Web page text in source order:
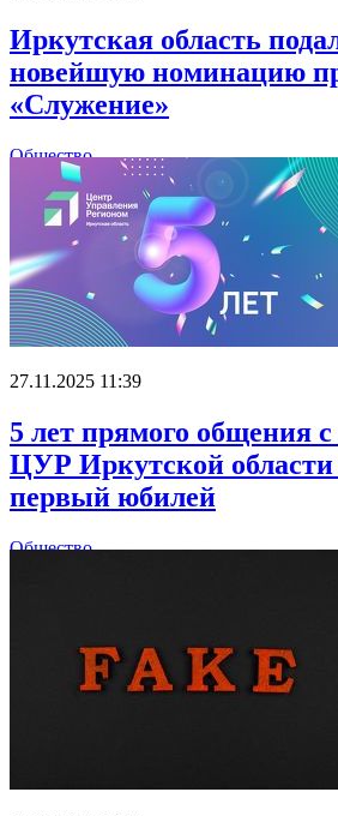
Иркутская область
новейшую номинацию
«Служение»
Общество
27.11.2025 11:39
5 лет прямого общения
ЦУР Иркутской области
первый юбилей
Общество